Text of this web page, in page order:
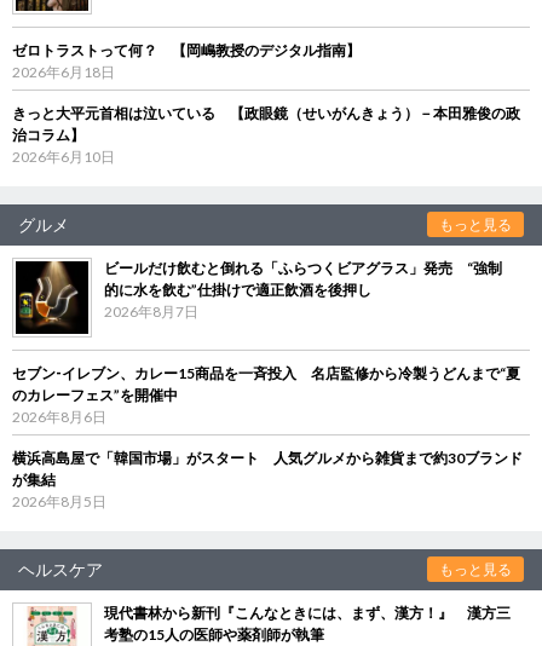
ゼロトラストって何？ 【岡嶋教授のデジタル指南】
2026年6月18日
きっと大平元首相は泣いている 【政眼鏡（せいがんきょう）－本田雅俊の政
治コラム】
2026年6月10日
グルメ もっと見る
ビールだけ飲むと倒れる「ふらつくビアグラス」発売 “強制
的に水を飲む”仕掛けで適正飲酒を後押し
2026年8月7日
セブン‐イレブン、カレー15商品を一斉投入 名店監修から冷製うどんまで“夏
のカレーフェス”を開催中
2026年8月6日
横浜高島屋で「韓国市場」がスタート 人気グルメから雑貨まで約30ブランド
が集結
2026年8月5日
ヘルスケア もっと見る
現代書林から新刊『こんなときには、まず、漢方！』 漢方三
考塾の15人の医師や薬剤師が執筆